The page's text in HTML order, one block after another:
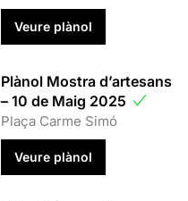
Veure plànol
Plànol Mostra d’artesans
– 10 de Maig 2025
Plaça Carme Simó
Veure plànol